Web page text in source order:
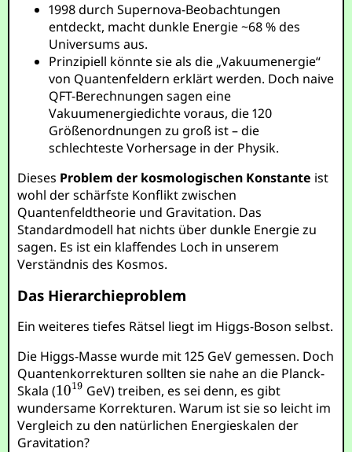
1998 durch Supernova-Beobachtungen
entdeckt, macht dunkle Energie ~68 % des
Universums aus.
Prinzipiell könnte sie als die „Vakuumenergie“
von Quantenfeldern erklärt werden. Doch naive
QFT-Berechnungen sagen eine
Vakuumenergiedichte voraus, die 120
Größenordnungen zu groß ist – die
schlechteste Vorhersage in der Physik.
Dieses Problem der kosmologischen Konstante ist
wohl der schärfste Konflikt zwischen
Quantenfeldtheorie und Gravitation. Das
Standardmodell hat nichts über dunkle Energie zu
sagen. Es ist ein klaffendes Loch in unserem
Verständnis des Kosmos.
Das Hierarchieproblem
Ein weiteres tiefes Rätsel liegt im Higgs-Boson selbst.
Die Higgs-Masse wurde mit 125 GeV gemessen. Doch
Quantenkorrekturen sollten sie nahe an die Planck-
Skala (
GeV) treiben, es sei denn, es gibt
wundersame Korrekturen. Warum ist sie so leicht im
Vergleich zu den natürlichen Energieskalen der
Gravitation?